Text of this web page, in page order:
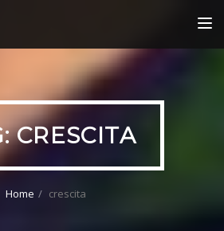
CRESCITA
Home crescita